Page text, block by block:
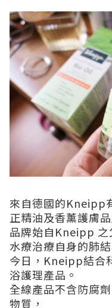
來自德國的Kneipp
正精油及香薰護膚品
品牌始自Kneipp
水療治療自身的肺結
今日，Kneipp結合
浴護理產品。
全線產品不含防腐
物質，